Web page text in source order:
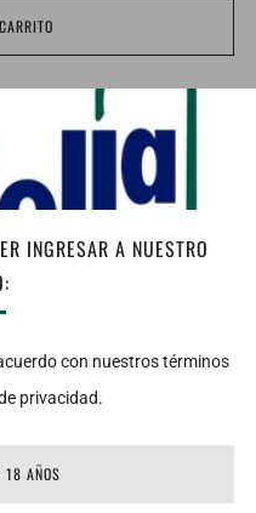
INGRESAR A NUESTRO
con nuestros términos
privacidad.
18 AÑOS
Email
gran capa con ribete violaceo
e intensos con recuerdos
en notas minerales muy
con acidez viva, fuerte
bien pulidos, integrados,
persistencia.